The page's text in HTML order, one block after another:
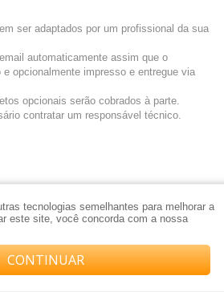
tecnologias semelhantes para melhorar a
este site, você concorda com a nossa
CONTINUAR
ser adaptados por um profissional da sua
automaticamente assim que o
e opcionalmente impresso e entregue via
opcionais serão cobrados à parte.
contratar um responsável técnico.
com o arquiteto no WhatsApp